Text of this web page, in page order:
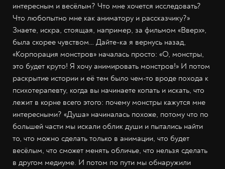
интересным и весёлым? Что мне хочется исследовать?
Что любопытно мне как аниматору и рассказчику?»
Знаете, искра, стоящая, например, за фильмом «Вверх»,
была скорее чувством… Дайте-ка я вернусь назад,
«Корпорация монстров» началась просто: «О, монстры,
это будет круто! Я хочу анимировать монстров!» И потом
раскрытие истории и её тем было чем-то вроде похода к
психотерапевту, когда вы начинаете копать и искать, что
лежит в корне всего этого: почему монстры кажутся мне
интересными? «Душа» начиналась похоже, потому что по
большей части мы искали облик души и пытались найти
то, что можно сделать только в анимации, что будет
весёлым, что сможет менять обличье, что нельзя сделать
в другом медиуме. И потом по пути мы обнаружили